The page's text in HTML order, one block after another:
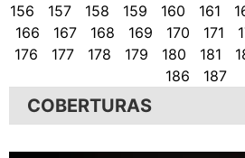
156
157 158 159 160 161
166
167 168 169 170 171
176
177 178 179 180 181
186
187
COBERTURAS